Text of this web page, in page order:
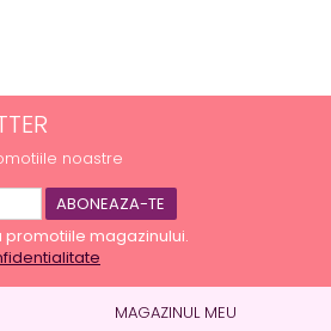
noastre
magazinului.
MAGAZINUL MEU